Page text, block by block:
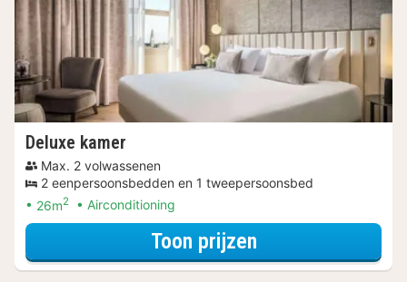
Deluxe kamer
Max. 2 volwassenen
2 eenpersoonsbedden en 1 tweepersoonsbed
26m2 Airconditioning
Toon prijzenvoor Beauty